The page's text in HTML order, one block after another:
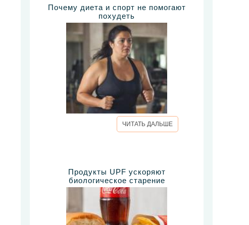
Почему диета и спорт не помогают
похудеть
ЧИТАТЬ ДАЛЬШЕ
Продукты UPF ускоряют
биологическое старение